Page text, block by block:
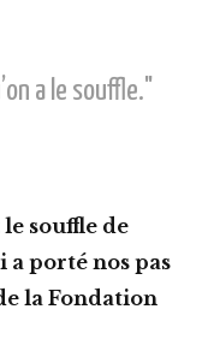
a le souffle."
souffle de
a porté nos pas
la Fondation